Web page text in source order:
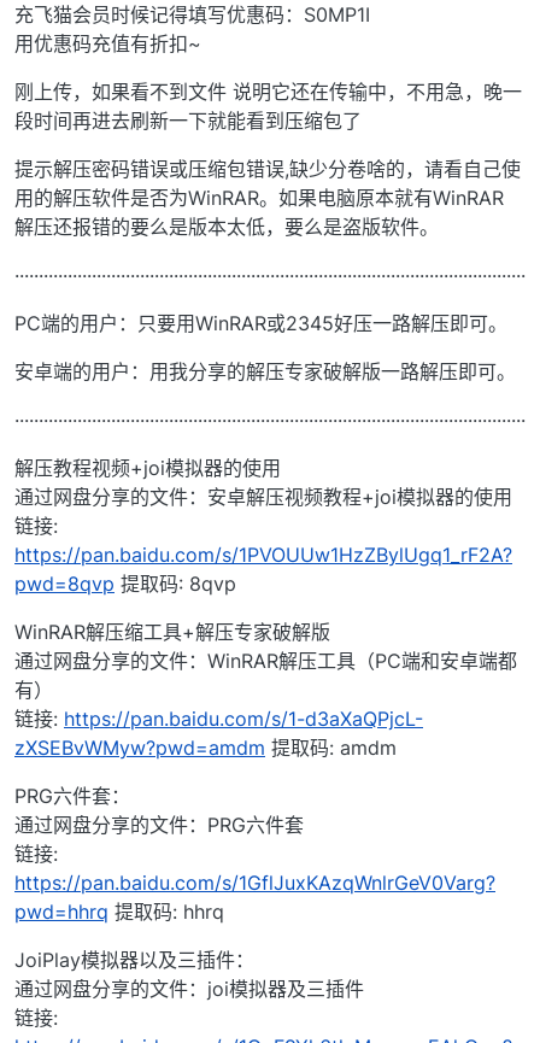
充飞猫会员时候记得填写优惠码：S0MP1I
用优惠码充值有折扣~
刚上传，如果看不到文件 说明它还在传输中，不用急，晚一
段时间再进去刷新一下就能看到压缩包了
提示解压密码错误或压缩包错误,缺少分卷啥的，请看自己使
用的解压软件是否为WinRAR。如果电脑原本就有WinRAR
解压还报错的要么是版本太低，要么是盗版软件。
··········································································································
PC端的用户：只要用WinRAR或2345好压一路解压即可。
安卓端的用户：用我分享的解压专家破解版一路解压即可。
··········································································································
解压教程视频+joi模拟器的使用
通过网盘分享的文件：安卓解压视频教程+joi模拟器的使用
链接:
https://pan.baidu.com/s/1PVOUUw1HzZBylUgq1_rF2A?
pwd=8qvp 提取码: 8qvp
WinRAR解压缩工具+解压专家破解版
通过网盘分享的文件：WinRAR解压工具（PC端和安卓端都
有）
链接: https://pan.baidu.com/s/1-d3aXaQPjcL-
zXSEBvWMyw?pwd=amdm 提取码: amdm
PRG六件套：
通过网盘分享的文件：PRG六件套
链接:
https://pan.baidu.com/s/1GflJuxKAzqWnlrGeV0Varg?
pwd=hhrq 提取码: hhrq
JoiPlay模拟器以及三插件：
通过网盘分享的文件：joi模拟器及三插件
链接: